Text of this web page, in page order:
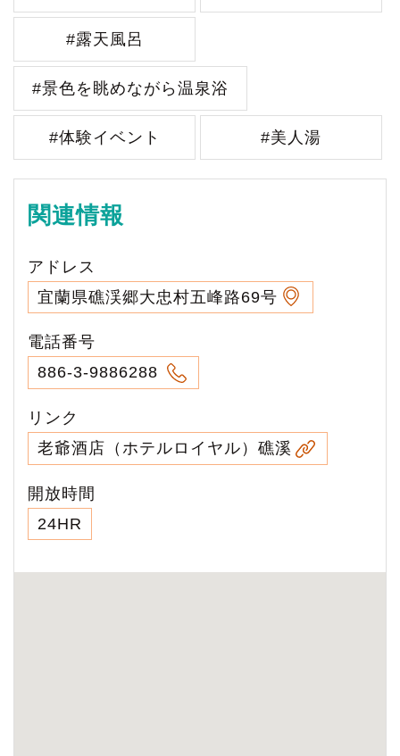
#露天風呂
#景色を眺めながら温泉浴
#体験イベント #美人湯
関連情報
アドレス
宜蘭県礁渓郷大忠村五峰路69号
電話番号
886-3-9886288
リンク
老爺酒店（ホテルロイヤル）礁溪
開放時間
24HR